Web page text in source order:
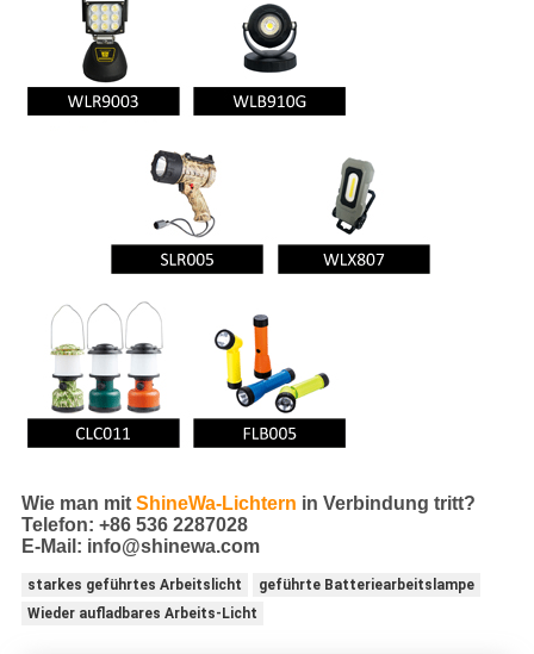
Wie man mit ShineWa-Lichtern in Verbindung tritt?
Telefon: +86 536 2287028
E-Mail: info@shinewa.com
starkes geführtes Arbeitslicht
geführte Batteriearbeitslampe
Wieder aufladbares Arbeits-Licht